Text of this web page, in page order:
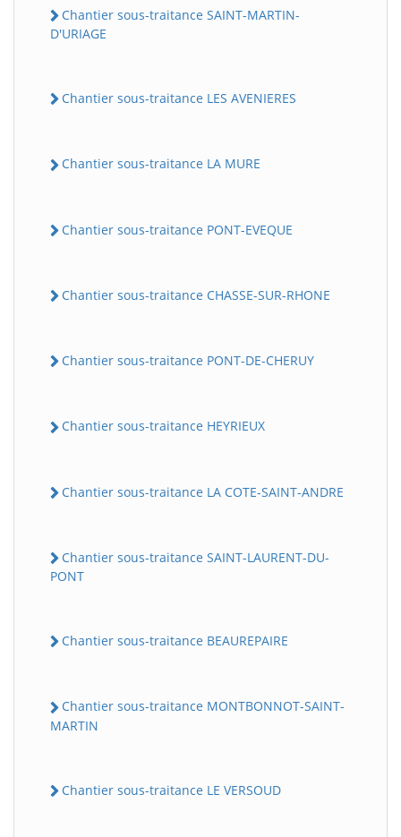
Chantier sous-traitance SAINT-MARTIN-
D'URIAGE
Chantier sous-traitance LES AVENIERES
Chantier sous-traitance LA MURE
Chantier sous-traitance PONT-EVEQUE
Chantier sous-traitance CHASSE-SUR-RHONE
Chantier sous-traitance PONT-DE-CHERUY
Chantier sous-traitance HEYRIEUX
Chantier sous-traitance LA COTE-SAINT-ANDRE
Chantier sous-traitance SAINT-LAURENT-DU-
PONT
Chantier sous-traitance BEAUREPAIRE
Chantier sous-traitance MONTBONNOT-SAINT-
MARTIN
Chantier sous-traitance LE VERSOUD